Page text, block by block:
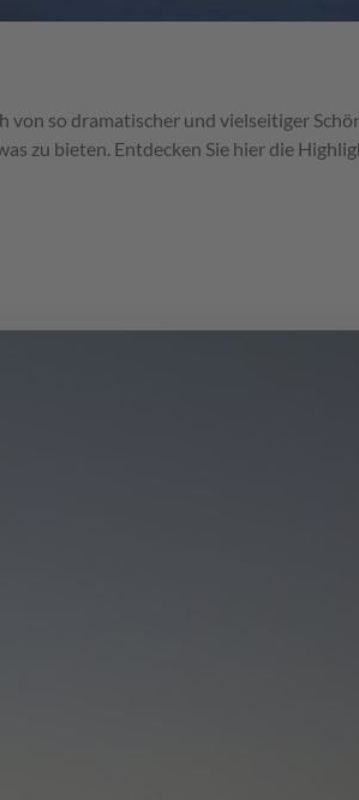
so dramatischer und vielseitiger
zu bieten. Entdecken Sie hier die